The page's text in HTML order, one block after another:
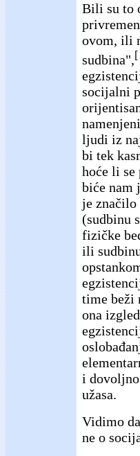
Bili su to
ovom, ili
sudbina",
socijalni
ljudi iz
bi tek
hoće li
biće nam
je značilo
(sudbinu
fizičke
ili
time beži
ona
i dovoljno
užasa.
Vidimo
ne o